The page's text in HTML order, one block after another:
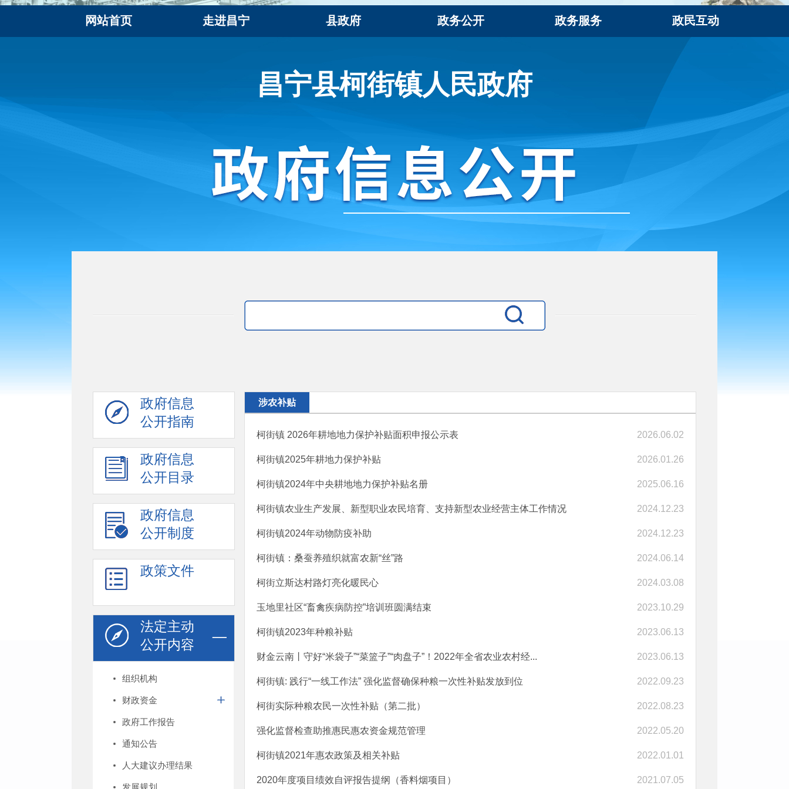
网站首页 走进昌宁 县政府 政务公开 政务服务 政民互动
昌宁县柯街镇人民政府
政府信息
公开指南
政府信息
公开目录
政府信息
公开制度
政策文件
法定主动
公开内容
组织机构
财政资金
政府工作报告
通知公告
人大建议办理结果
发展规划
涉农补贴
柯街镇 2026年耕地地力保护补贴面积申报公示表 2026.06.02
柯街镇2025年耕地力保护补贴 2026.01.26
柯街镇2024年中央耕地地力保护补贴名册 2025.06.16
柯街镇农业生产发展、新型职业农民培育、支持新型农业经营主体工作情况 2024.12.23
柯街镇2024年动物防疫补助 2024.12.23
柯街镇：桑蚕养殖织就富农新“丝”路 2024.06.14
柯街立斯达村路灯亮化暖民心 2024.03.08
玉地里社区“畜禽疾病防控”培训班圆满结束 2023.10.29
柯街镇2023年种粮补贴 2023.06.13
财金云南丨守好“米袋子”“菜篮子”“肉盘子”！2022年全省农业农村经... 2023.06.13
柯街镇: 践行“一线工作法” 强化监督确保种粮一次性补贴发放到位 2022.09.23
柯街实际种粮农民一次性补贴（第二批） 2022.08.23
强化监督检查助推惠民惠农资金规范管理 2022.05.20
柯街镇2021年惠农政策及相关补贴 2022.01.01
2020年度项目绩效自评报告提纲（香料烟项目） 2021.07.05